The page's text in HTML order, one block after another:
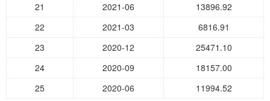
21
2021-06
13896.92
22
2021-03
6816.91
23
2020-12
25471.10
24
2020-09
18157.00
25
2020-06 11994.52